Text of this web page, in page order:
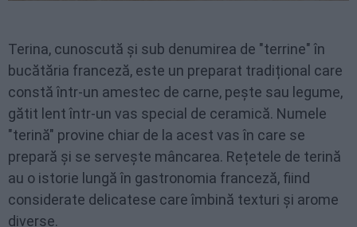
Terina, cunoscută și sub denumirea de "terrine" în
bucătăria franceză, este un preparat tradițional care
constă într-un amestec de carne, pește sau legume,
gătit lent într-un vas special de ceramică. Numele
"terină" provine chiar de la acest vas în care se
prepară și se servește mâncarea. Rețetele de terină
au o istorie lungă în gastronomia franceză, fiind
considerate delicatese care îmbină texturi și arome
diverse.